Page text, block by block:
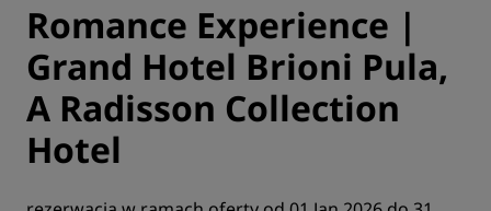
Romance Experience |
Grand Hotel Brioni Pula,
A Radisson Collection
Hotel